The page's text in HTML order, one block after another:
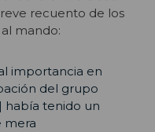
recuento de los
mando:
importancia en
del grupo
había tenido un
mera